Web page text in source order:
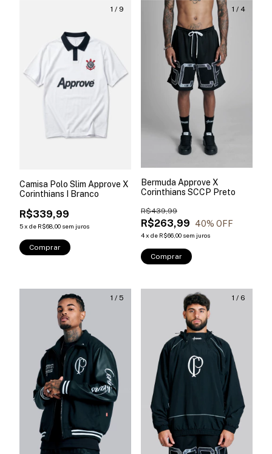
1 / 9
Camisa Polo Slim Approve X
Corinthians I Branco
R$339,99
5x de R$68,00 sem juros
Comprar
1 / 4
Bermuda Approve X
Corinthians SCCP Preto
R$263,99
R$439,99
40% OFF
4x de R$66,00 sem juros
Comprar
1 / 5 1 / 6